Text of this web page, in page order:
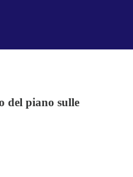
del piano sulle